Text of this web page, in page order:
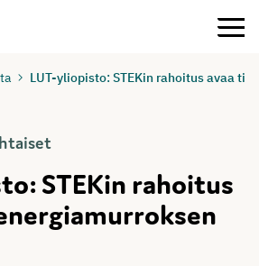
Valikko
LUT-yliopisto: STEKin rahoitus avaa
STEKin rahoitus